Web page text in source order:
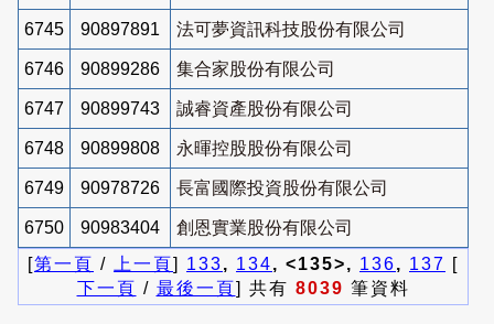
6745 90897891 法可夢資訊科技股份有限公司
6746 90899286 集合家股份有限公司
6747 90899743 誠睿資產股份有限公司
6748 90899808 永暉控股股份有限公司
6749 90978726 長富國際投資股份有限公司
6750 90983404
創恩實業股份有限公司
[第一頁 / 上一頁] 133, 134, <135>, 136, 137 [
下一頁 / 最後一頁] 共有 8039 筆資料